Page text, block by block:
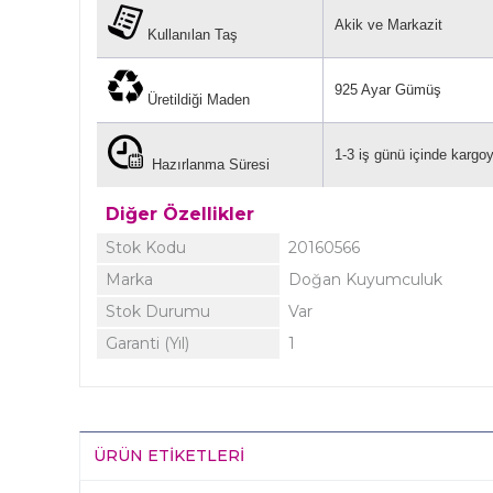
Kullanılan Taş
Akik ve Markazit
Üretildiği Maden
925 Ayar Gümüş
Hazırlanma Süresi
1-3 iş günü içinde
Diğer Özellikler
Stok Kodu
20160566
Marka
Doğan Kuyumculuk
Stok Durumu
Var
Garanti (Yıl)
1
ÜRÜN ETIKETLERI